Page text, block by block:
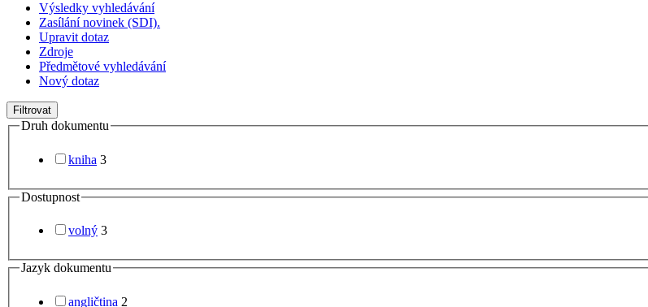
Výsledky vyhledávání
Zasílání novinek (SDI).
Upravit dotaz
Zdroje
Předmětové vyhledávání
Nový dotaz
Filtrovat
Druh dokumentu
kniha 3
Dostupnost
volný 3
Jazyk dokumentu
angličtina 2